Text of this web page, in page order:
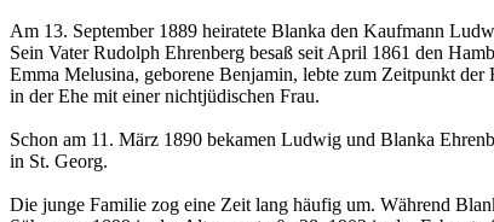
Am 13. September 1889 heiratete Blanka den Kaufmann
Sein Vater Rudolph Ehrenberg besaß seit April 1861 den
Emma Melusina, geborene Benjamin, lebte zum Zeitpunkt
in der Ehe mit einer nichtjüdischen Frau.
Schon am 11. März 1890 bekamen Ludwig und Blanka
in St. Georg.
Die junge Familie zog eine Zeit lang häufig um. Während